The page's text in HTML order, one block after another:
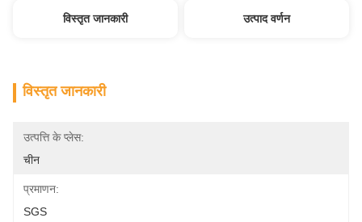
विस्तृत जानकारी उत्पाद वर्णन
विस्तृत जानकारी
उत्पत्ति के प्लेस:
चीन
प्रमाणन:
SGS